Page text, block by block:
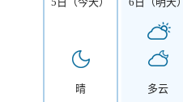
晴 多云